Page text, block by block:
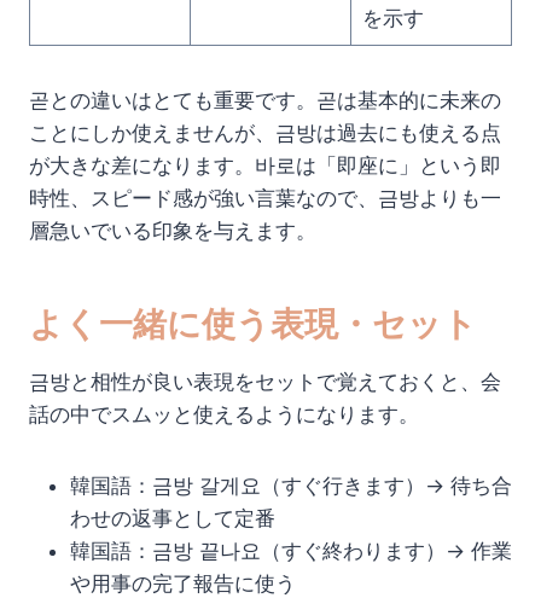
を示す
곧との違いはとても重要です。곧は基本的に未来の
ことにしか使えませんが、금방は過去にも使える点
が大きな差になります。바로は「即座に」という即
時性、スピード感が強い言葉なので、금방よりも一
層急いでいる印象を与えます。
よく一緒に使う表現・セット
금방と相性が良い表現をセットで覚えておくと、会
話の中でスムッと使えるようになります。
韓国語：금방 갈게요（すぐ行きます）→ 待ち合
わせの返事として定番
韓国語：금방 끝나요（すぐ終わります）→ 作業
や用事の完了報告に使う